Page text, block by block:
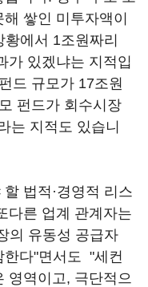
쌓인 미투자액이
에서 1조원짜리
가 있겠냐는 지적입
드 규모가 17조원
펀드가 회수시장
는 지적도 있습니
법적·경영적 리스
다른 업계 관계자는
의 유동성 공급자
한다"면서도 "세컨
영역이고, 극단적으